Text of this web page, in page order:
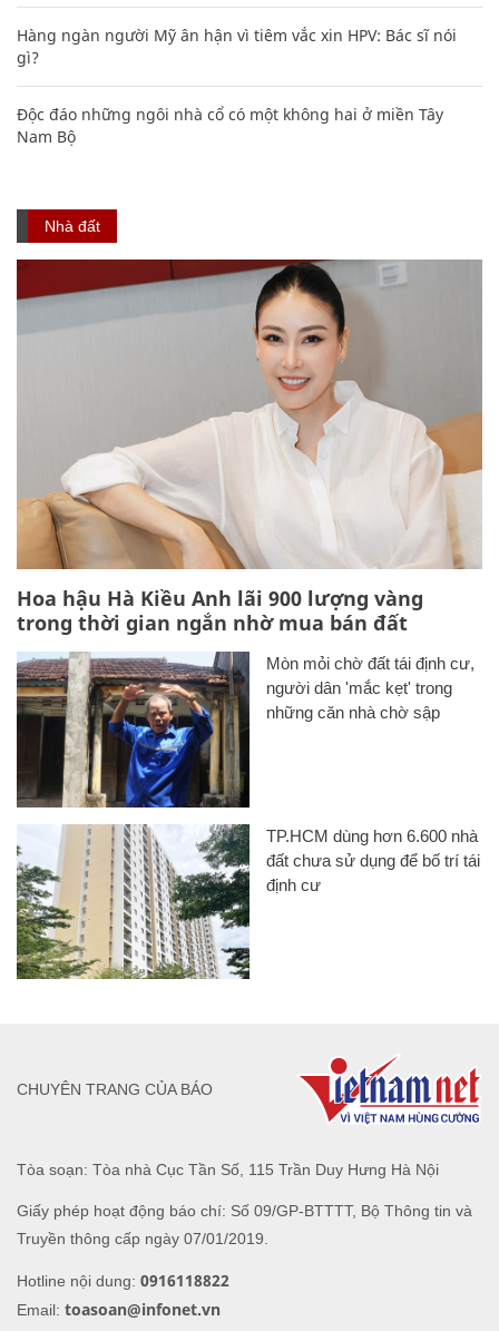
Hàng ngàn người Mỹ ân hận vì tiêm vắc xin HPV: Bác sĩ nói
gì?
Độc đáo những ngôi nhà cổ có một không hai ở miền Tây
Nam Bộ
Nhà đất
Hoa hậu Hà Kiều Anh lãi 900 lượng vàng
trong thời gian ngắn nhờ mua bán đất
Mòn mỏi chờ đất tái định cư,
người dân 'mắc kẹt' trong
những căn nhà chờ sập
TP.HCM dùng hơn 6.600 nhà
đất chưa sử dụng để bố trí tái
định cư
Tòa soạn: Tòa nhà Cục Tần Số, 115 Trần Duy Hưng Hà Nội
Giấy phép hoạt động báo chí: Số 09/GP-BTTTT, Bộ Thông tin và
Truyền thông cấp ngày 07/01/2019.
Hotline nội dung: 0916118822
Email: toasoan@infonet.vn
CHUYÊN TRANG CỦA BÁO